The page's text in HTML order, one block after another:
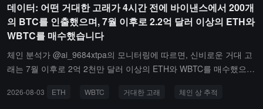
큰 계약, 속도 제한 및 송금 설정에 대한 제어권을 유지할 것이다.
데이터: 어떤 거대한 고래가 4시간 전에 바이낸스에서 200개
의 BTC를 인출했으며, 7월 이후로 2.2억 달러 이상의 ETH와
WBTC를 매수했습니다
체인 분석가 @ai_9684xtpa의 모니터링에 따르면, 신비로운 거대 고
래는 7월 이후로 2억 2천만 달러 이상의 ETH와 WBTC를 매수했으
총 74,265개의 ETH와 1,400개의 WBTC를 인출했으며, 평균 비용은
2026-08-03 ETH WBTC 거대한 고래 체인 상 추적